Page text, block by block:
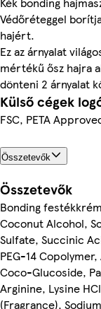
Védőréteggel
hajért.
Ez az árnyalat
mértékű ősz hajra
dönteni 2 árnyalat
Külső cégek
FSC, PETA
Összetevők
Összetevők
Bonding
Coconut Alcohol,
Sulfate, Succinic
PEG-14
Coco-Glucoside,
Arginine, Lysine
(Fragrance),